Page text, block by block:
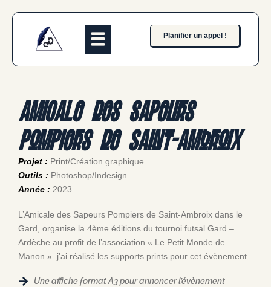
Planifier un appel !
Amicale des sapeurs
pompiers de Saint-Ambroix
Projet : Print/Création graphique
Outils : Photoshop/Indesign
Année : 2023
L’Amicale des Sapeurs Pompiers de Saint-Ambroix dans le
Gard, organise la 4ème éditions du tournoi futsal Gard –
Ardèche au profit de l’association « Le Petit Monde de
Manon ». j’ai réalisé les supports prints pour cet évènement.
Une affiche format A3 pour annoncer l’évènement